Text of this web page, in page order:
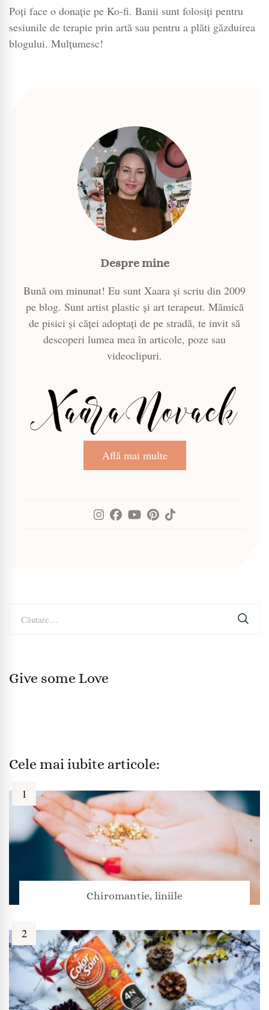
Poți face o donație pe Ko-fi. Banii sunt folosiți pentru
sesiunile de terapie prin artă sau pentru a plăti găzduirea
blogului. Mulțumesc!
Despre mine
Bună om minunat! Eu sunt Xaara și scriu din 2009
pe blog. Sunt artist plastic și art terapeut. Mămică
de pisici și căței adoptați de pe stradă, te invit să
descoperi lumea mea în articole, poze sau
videoclipuri.
Află mai multe
după:
Give some Love
Cele mai iubite articole:
Chiromantie, liniile